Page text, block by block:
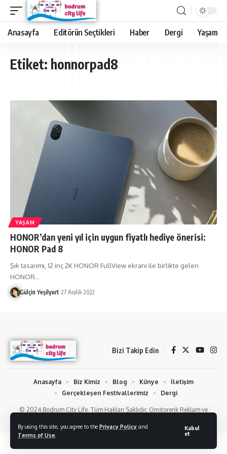
By using this site, you agree to the Privacy Policy and
Terms of Use
Kabul
et
Anasayfa Editörün Seçtikleri Haber Dergi Yaşam
Etiket:honnorpad8
YAŞAM
HONOR’dan yeni yıl için uygun fiyatlı hediye önerisi:
HONOR Pad 8
Şık tasarımı, 12 inç 2K HONOR FullView ekranı ile birlikte gelen
HONOR…
Gülçin Yeşilyurt 27 Aralık 2022
Bizi Takip Edin
© 2024 Bodrum City Life. Tüm Hakları Saklıdır. Ornitorenk Reklam ve
Anasayfa Biz Kimiz Blog Künye
İletişim
Gerçekleşen Festivallerimiz
Dergi